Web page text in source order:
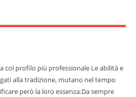
col profilo più professionale Le abilità e
alla tradizione, mutano nel tempo
però la loro essenza.Da sempre